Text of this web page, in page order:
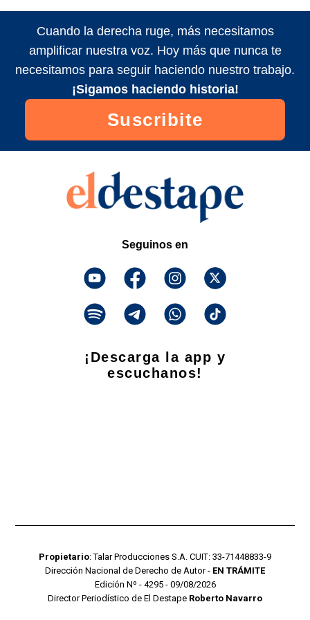
Cuando la derecha ruge, más necesitamos
amplificar nuestra voz. Hoy más que nunca te
necesitamos para seguir haciendo nuestro trabajo.
¡Sigamos haciendo historia!
Suscribite
Seguinos en
¡Descarga la app y
escuchanos!
Propietario: Talar Producciones S.A. CUIT: 33-71448833-9
Dirección Nacional de Derecho de Autor - EN TRÁMITE
Edición Nº - 4295 - 09/08/2026
Director Periodístico de El Destape Roberto Navarro